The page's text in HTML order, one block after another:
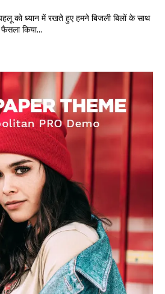
पहलू को ध्यान में रखते हुए हमने बिजली बिलों के साथ
किया...